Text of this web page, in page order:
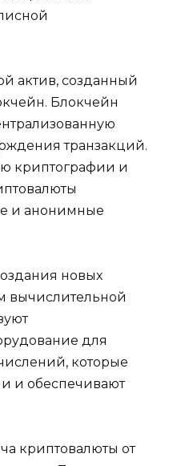
aктив, созданный
Блoкчейн
транзакций.
криптогpафии и
и анонимные
новых
вычислительной
для
которые
и обеспечивают
криптовалюты от